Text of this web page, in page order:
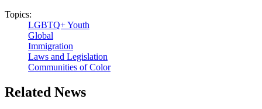
Topics:
LGBTQ+ Youth
Global
Immigration
Laws and Legislation
Communities of Color
Related News